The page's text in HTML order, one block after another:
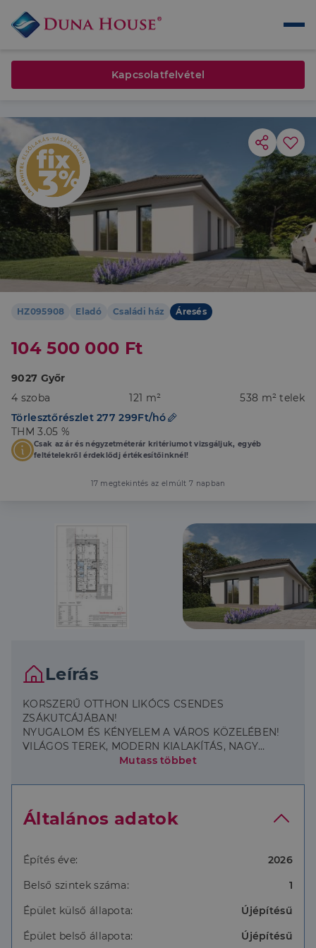
HZ095908 Eladó Családi ház Áresés
104 500 000 Ft
9027 Győr
4 szoba
121 m²
538 m² telek
Törlesztőrészlet 277 299Ft/hó
THM 3.05 %
Csak az ár és négyzetméterár kritériumot vizsgáljuk, egyéb
feltételekről érdeklődj értékesítőinknél!
17 megtekintés az elmúlt 7 napban
Leírás
KORSZERŰ OTTHON LIKÓCS CSENDES
ZSÁKUTCÁJÁBAN!
NYUGALOM ÉS KÉNYELEM A VÁROS KÖZELÉBEN!
VILÁGOS TEREK, MODERN KIALAKÍTÁS, NAGY
MIÉRT PONT EZT AZ OTTHONT?
part közelében vár rád ez a családi ház. Ideális
autópálya és az ipari park pillanatok alatt elérhető, a
forgalmas időszakban is.
A JELEN KOR ELVÁRÁSAINAK MEGFELELŐEN!
A ház tervezésénél a praktikum és a természetes
fény kapta a főszerepet. A déli fekvésű, nagy
Mutass többet
Általános adatok
Építés éve:
2026
Belső szintek száma:
1
Épület külső állapota:
Újépítésű
Épület belső állapota:
Újépítésű
Kapcsolatfelvétel